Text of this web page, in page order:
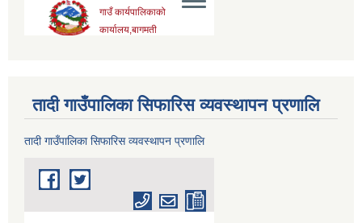
तादी गाउँपालिका सिफारिस व्यवस्थापन प्रणालि
तादी गाउँपालिका सिफारिस व्यवस्थापन प्रणालि